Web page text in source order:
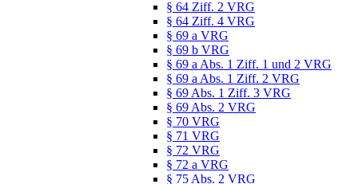
§ 64 Ziff. 2 VRG
§ 64 Ziff. 4 VRG
§ 69 a VRG
§ 69 b VRG
§ 69 a Abs. 1 Ziff. 1 und 2 VRG
§ 69 a Abs. 1 Ziff. 2 VRG
§ 69 Abs. 1 Ziff. 3 VRG
§ 69 Abs. 2 VRG
§ 70 VRG
§ 71 VRG
§ 72 VRG
§ 72 a VRG
§ 75 Abs. 2 VRG